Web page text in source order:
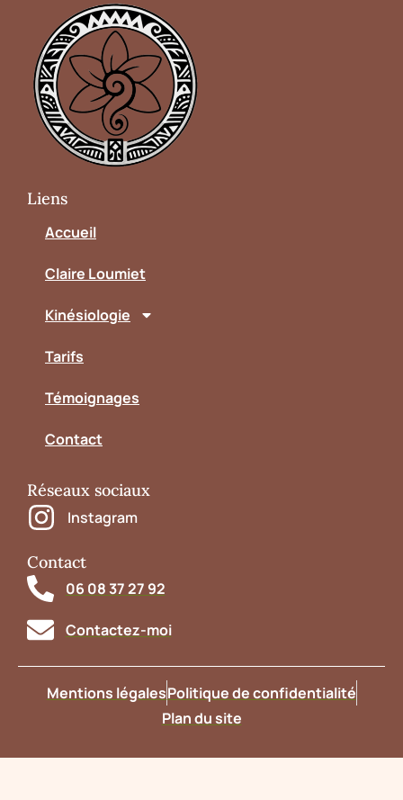
Liens
Accueil
Claire Loumiet
Kinésiologie
Tarifs
Témoignages
Contact
Réseaux sociaux
Instagram
Contact
06 08 37 27 92
Contactez-moi
Mentions légalesPolitique de confidentialité
Plan du site